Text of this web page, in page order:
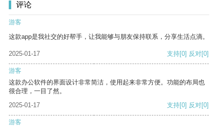
评论
游客
这款app是我社交的好帮手，让我能够与朋友保持联系，分享生活点滴。
2025-01-17 支持[0] 反对[0]
游客
这款办公软件的界面设计非常简洁，使用起来非常方便。功能的布局也
很合理，一目了然。
2025-01-17
支持[0] 反对[0]
游客